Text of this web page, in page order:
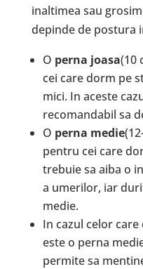
inaltimea sau
depinde de postura
O perna joasa(10
cei care dorm pe
mici. In aceste
recomandabil sa
O perna medie
pentru cei care
trebuie sa aiba o
a umerilor, iar
medie.
In cazul celor
este o perna
permite sa